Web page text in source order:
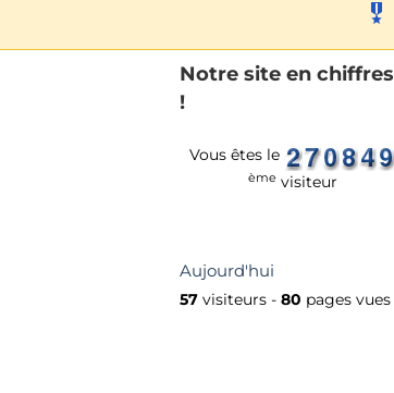
Notre site en chiffres
!
Vous êtes le
ème visiteur
Aujourd'hui
57 visiteurs -80 pages vues